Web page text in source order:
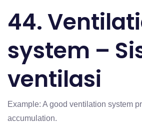
44.
system –
ventilasi
Example: A good ventilation system
accumulation.